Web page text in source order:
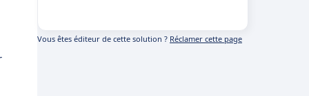
Vous êtes éditeur de cette solution ? Réclamer cette page